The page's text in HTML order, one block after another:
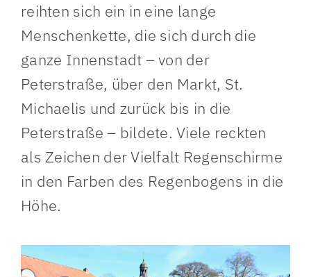
reihten sich ein in eine lange
Menschenkette, die sich durch die
ganze Innenstadt – von der
Peterstraße, über den Markt, St.
Michaelis und zurück bis in die
Peterstraße – bildete. Viele reckten
als Zeichen der Vielfalt Regenschirme
in den Farben des Regenbogens in die
Höhe.